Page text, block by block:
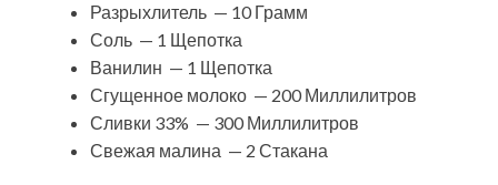
Разрыхлитель — 10 Грамм
Соль — 1 Щепотка
Ванилин — 1 Щепотка
Сгущенное молоко — 200 Миллилитров
Сливки 33% — 300 Миллилитров
Свежая малина — 2 Стакана